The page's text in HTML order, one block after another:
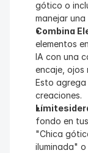
gótico o
manejar
Combina
elementos
IA con una
encaje, ojos
Esto
creaciones.
fondo en
"Chica
iluminada"